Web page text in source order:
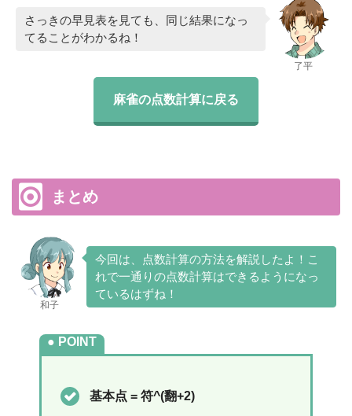
了平
さっきの早見表を見ても、同じ結果になっ
てることがわかるね！
麻雀の点数計算に戻る
まとめ
和子
今回は、点数計算の方法を解説したよ！こ
れで一通りの点数計算はできるようになっ
ているはずね！
POINT
基本点 = 符^(翻+2)